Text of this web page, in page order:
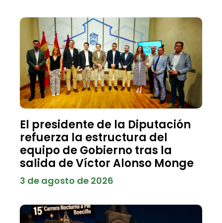
El presidente de la Diputación
refuerza la estructura del
equipo de Gobierno tras la
salida de Víctor Alonso Monge
3 de agosto de 2026